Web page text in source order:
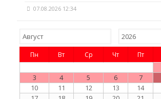
07.08.2026 12:34
Пн Вт Ср Чт Пт
3
4 5 6 7
10
11 12 13 14